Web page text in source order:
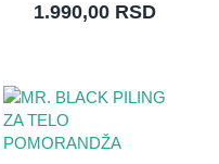
1.990,00 RSD